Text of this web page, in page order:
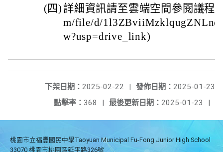
(四)詳細資訊請至雲端空間參閱議程
m/file/d/
w?usp=drive_link)
發佈日期： 2025-01-23
下架日期： 2025-02-22
|
最後更新日期： 2025-01-23 |
點擊率： 368 |
桃園市立福豐國民中學Taoyuan Municipal Fu-Fong Junior High School
33070 桃園市桃園區延平路326號